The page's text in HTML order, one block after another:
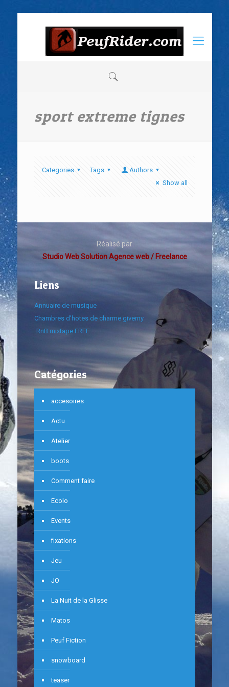
sport extreme tignes
Categories Tags
Authors
Show all
Réalisé par
Studio Web Solution Agence web / Freelance
Liens
Annuaire de musique
Chambres d'hotes de charme giverny
RnB mixtape FREE
Catégories
accesoires
Actu
Atelier
boots
Comment faire
Ecolo
Events
fixations
Jeu
JO
La Nuit de la Glisse
Matos
Peuf Fiction
snowboard
teaser